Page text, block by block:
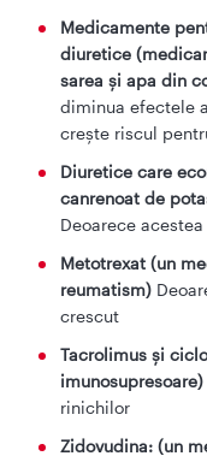
Medicamente
diuretice
sarea și apa din
diminua efectele
crește riscul
Diuretice care
canrenoat de
Deoarece
Metotrexat (un
reumatism)
crescut
Tacrolimus și
imunosupresoare)
rinichilor
Zidovudina: (un